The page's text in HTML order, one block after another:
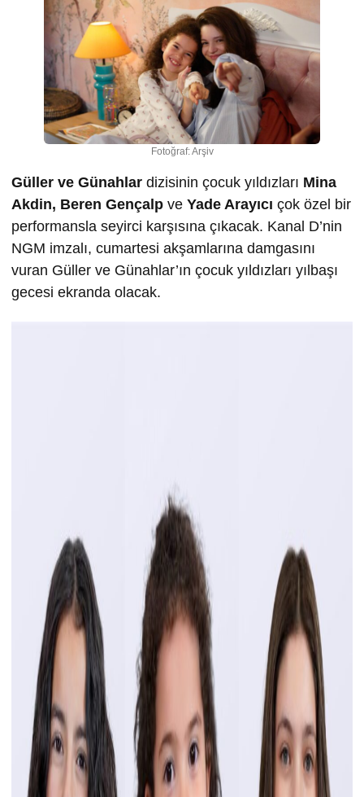
Fotoğraf: Arşiv
Güller ve Günahlar dizisinin çocuk yıldızları Mina
Akdin, Beren Gençalp ve Yade Arayıcı çok özel bir
performansla seyirci karşısına çıkacak. Kanal D’nin
NGM imzalı, cumartesi akşamlarına damgasını
vuran Güller ve Günahlar’ın çocuk yıldızları yılbaşı
gecesi ekranda olacak.